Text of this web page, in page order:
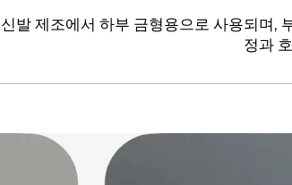
신발 제조에서 하부 금형용으로 사용되며,
정과